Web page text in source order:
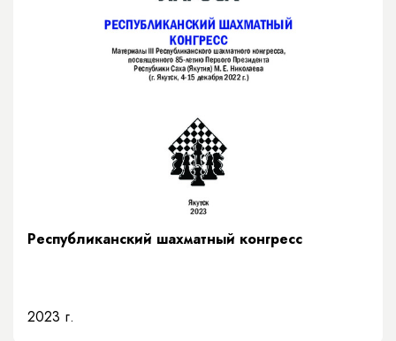
Республиканский шахматный конгресс
2023 г.